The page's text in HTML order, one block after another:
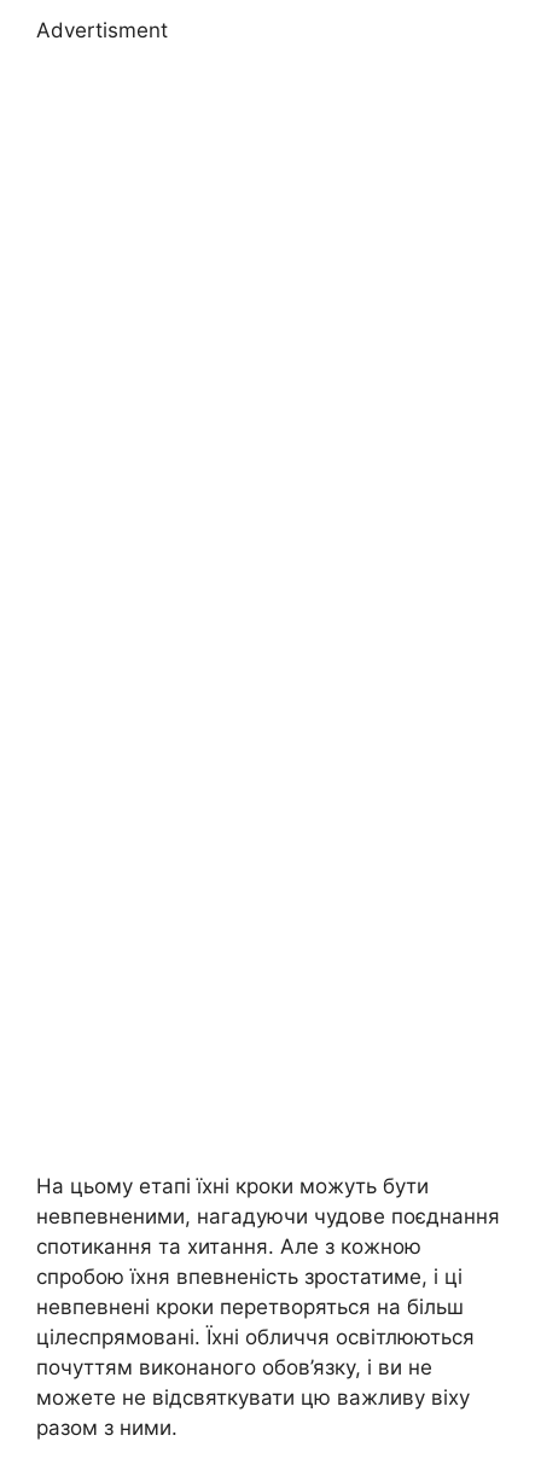
Advertisment
На цьому етапі їхні кроки можуть бути
невпевненими, нагадуючи чудове поєднання
спотикання та хитання. Але з кожною
спробою їхня впевненість зростатиме, і ці
невпевнені кроки перетворяться на більш
цілеспрямовані. Їхні обличчя освітлюються
почуттям виконаного обов’язку, і ви не
можете не відсвяткувати цю важливу віху
разом з ними.